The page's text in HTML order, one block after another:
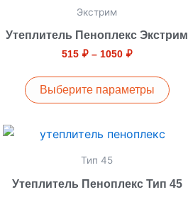
Экстрим
Утеплитель Пеноплекс Экстрим
515 ₽ – 1050 ₽
Выберите параметры
Тип 45
Утеплитель Пеноплекс Тип 45
Этот
несколько